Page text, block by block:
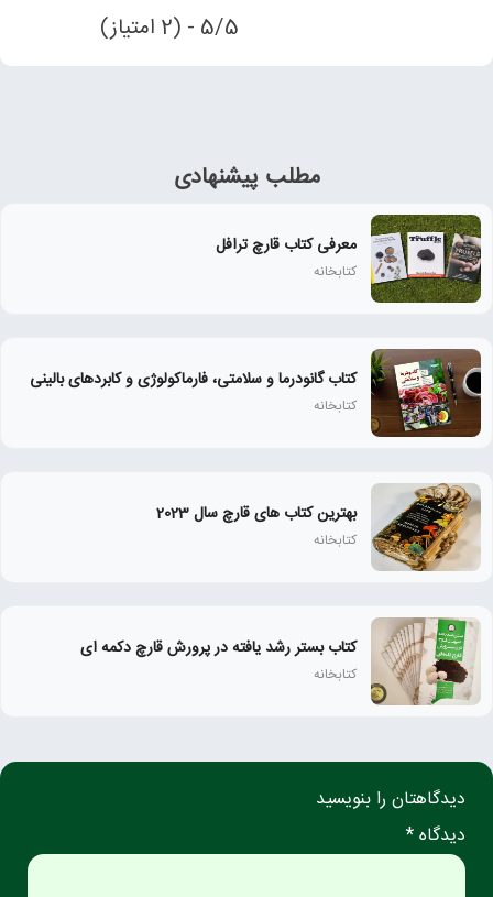
5/5 - (2 امتیاز)
مطلب پیشنهادی
معرفی کتاب قارچ ترافل
کتابخانه
کتاب گانودرما و سلامتی، فارماکولوژی و کابردهای بالینی
کتابخانه
بهترین کتاب های قارچ سال 2023
کتابخانه
کتاب بستر رشد یافته در پرورش قارچ دکمه ای
کتابخانه
دیدگاهتان را بنویسید
دیدگاه *